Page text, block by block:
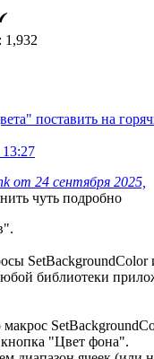
поставить на
13:27
от 24 сентября 2025,
чуть подробно
SetBackgroundColor
библиотеки
кнопка "Цвет фона".